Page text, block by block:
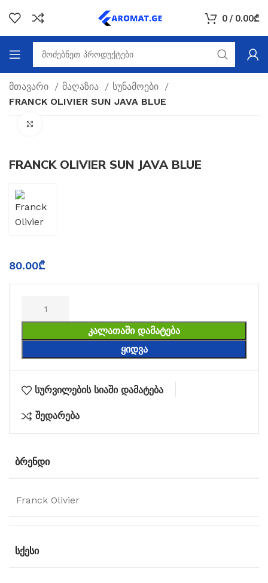
0 / 0.00₾
მთავარი მაღაზია
სუნამოები
FRANCK OLIVIER SUN JAVA BLUE
FRANCK OLIVIER SUN JAVA BLUE
80.00₾
ᲙᲐᲚᲐᲗᲐᲨᲘ ᲓᲐᲛᲐᲢᲔᲑᲐ
ᲧᲘᲓᲕᲐ
სურვილების სიაში დამატება
შედარება
ᲑᲠᲔᲜᲓᲘ
Franck Olivier
ᲡᲥᲔᲡᲘ